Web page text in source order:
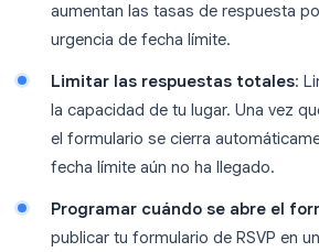
aumentan las tasas de respuesta
urgencia de fecha límite.
Limitar las respuestas totales:
la capacidad de tu lugar. Una vez
el formulario se cierra
fecha límite aún no ha llegado.
Programar cuándo se abre el
publicar tu formulario de RSVP en